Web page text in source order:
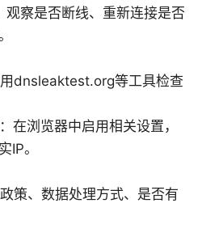
观察是否断线、重新连接是否
dnsleaktest.org等工具检查
在浏览器中启用相关设置，
IP。
策、数据处理方式、是否有